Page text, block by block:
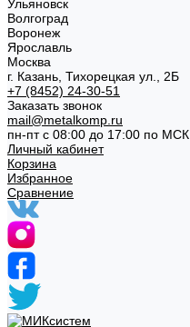
Ульяновск
Волгоград
Воронеж
Ярославль
Москва
г. Казань, Тихорецкая ул., 2Б
+7 (8452) 24-30-51
Заказать звонок
mail@metalkomp.ru
пн-пт с 08:00 до 17:00 по МСК
Личный кабинет
Корзина
Избранное
Сравнение